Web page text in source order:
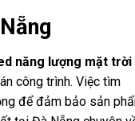
năng lượng mặt trời
công trình. Việc tìm
để đảm bảo sản